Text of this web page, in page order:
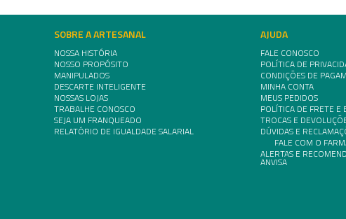
SOBRE A ARTESANAL
NOSSA HISTÓRIA
NOSSO PROPÓSITO
MANIPULADOS
DESCARTE INTELIGENTE
NOSSAS LOJAS
TRABALHE CONOSCO
SEJA UM FRANQUEADO
RELATÓRIO DE IGUALDADE SALARIAL
AJUDA
FALE CONOSCO
POLÍTICA DE
CONDIÇÕES DE
MINHA CONTA
MEUS PEDIDOS
POLÍTICA DE FRETE E
TROCAS E
DÚVIDAS E
FALE COM O
ALERTAS E
ANVISA